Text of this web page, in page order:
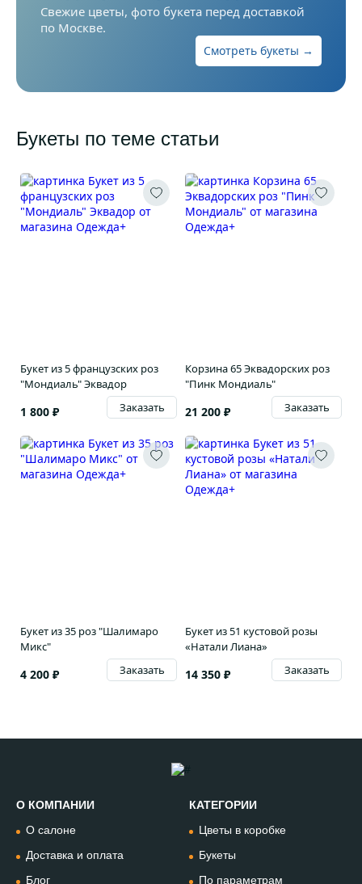
Свежие цветы, фото букета перед доставкой
по Москве.
Смотреть букеты →
Букеты по теме статьи
Букет из 5 французских роз
"Мондиаль" Эквадор
1 800 ₽ Заказать
Корзина 65 Эквадорских роз
"Пинк Мондиаль"
21 200 ₽ Заказать
Букет из 35 роз "Шалимаро
Микс"
4 200 ₽ Заказать
Букет из 51 кустовой розы
«Натали Лиана»
14 350 ₽ Заказать
О КОМПАНИИ
О салоне
Доставка и оплата
Блог
КАТЕГОРИИ
Цветы в коробке
Букеты
По параметрам
Позвонить
+74994954685